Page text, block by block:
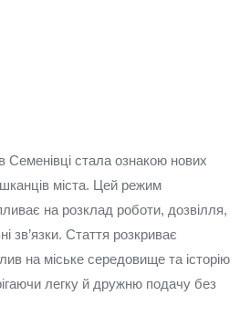
Семенівці стала ознакою нових
міста. Цей режим
на розклад роботи, дозвілля,
зв’язки. Стаття розкриває
на міське середовище та історію
легку й дружню подачу без